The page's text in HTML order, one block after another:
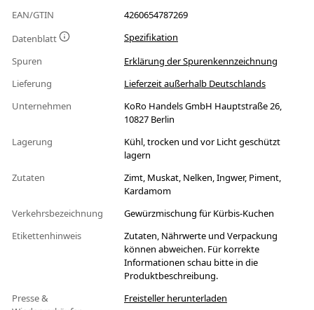
EAN/GTIN
4260654787269
Datenblatt
Spezifikation
Spuren
Erklärung der Spurenkennzeichnung
Lieferung
Lieferzeit außerhalb Deutschlands
Unternehmen
KoRo Handels GmbH Hauptstraße 26,
10827 Berlin
Lagerung
Kühl, trocken und vor Licht geschützt
lagern
Zutaten
Zimt, Muskat, Nelken, Ingwer, Piment,
Kardamom
Verkehrsbezeichnung
Gewürzmischung für Kürbis-Kuchen
Etikettenhinweis
Zutaten, Nährwerte und Verpackung
können abweichen. Für korrekte
Informationen schau bitte in die
Produktbeschreibung.
Presse &
Freisteller herunterladen